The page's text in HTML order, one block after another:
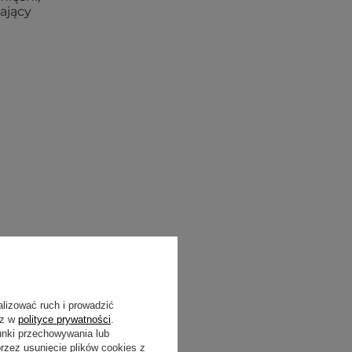
ruch i prowadzić
w polityce prywatności.
przechowywania lub
usunięcie plików cookies z